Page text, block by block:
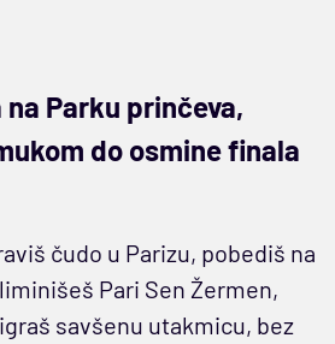
Parku prinčeva,
do osmine finala
čudo u Parizu, pobediš na
Pari Sen Žermen,
savšenu utakmicu, bez